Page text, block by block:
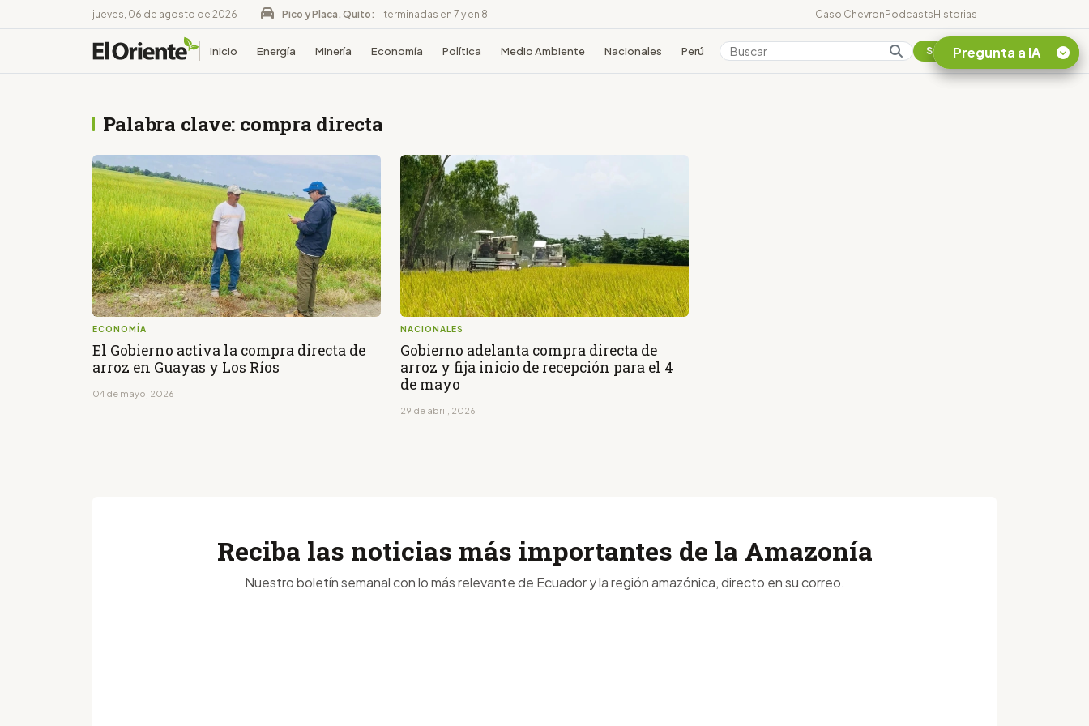
jueves, 06 de agosto de 2026 Pico y Placa, Quito: terminadas en 7 y en 8 Caso ChevronPodcastsHistorias
Inicio Energía Minería Economía Política Medio Ambiente Nacionales Perú Colombia Suscribirse
Palabra clave: compra directa
ECONOMÍA
El Gobierno activa la compra directa de
arroz en Guayas y Los Ríos
04 de mayo, 2026
NACIONALES
Gobierno adelanta compra directa de
arroz y fija inicio de recepción para el 4
de mayo
29 de abril, 2026
Pregunta a IA
Reciba las noticias más importantes de la Amazonía
Nuestro boletín semanal con lo más relevante de Ecuador y la región amazónica, directo en su correo.